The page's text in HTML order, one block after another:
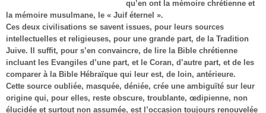
qu’en ont la mémoire chrétienne et
la mémoire musulmane, le « Juif éternel ».
Ces deux civilisations se savent issues, pour leurs sources
intellectuelles et religieuses, pour une grande part, de la Tradition
Juive. Il suffit, pour s’en convaincre, de lire la Bible chrétienne
incluant les Evangiles d’une part, et le Coran, d’autre part, et de les
comparer à la Bible Hébraïque qui leur est, de loin, antérieure.
Cette source oubliée, masquée, déniée, crée une ambiguïté sur leur
origine qui, pour elles, reste obscure, troublante, œdipienne, non
élucidée et surtout non assumée, est l’occasion toujours renouvelée